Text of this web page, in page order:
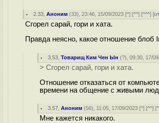
2.33 ,Аноним (33), 23:46, 15/09/2023 [^] [^^] [^^^] [
Сгорел сарай, гори и хата.
Правда неясно, какое отношение блоб
3.53 ,Товарищ Ким Чен Ын (?), 09:30, 17/
> Сгорел сарай, гори и хата.
Отношение отказаться от
времени на общение с живыми
3.57 ,Аноним (56), 11:05, 17/09/2023 [^] [^^] [
Мне кажется никакого.